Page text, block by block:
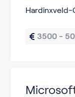
Hardinxveld-
3500 -